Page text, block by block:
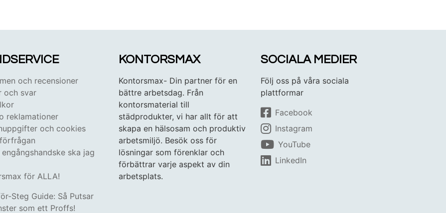
och recensioner
och svar
reklamationer
och cookies
ska jag
för ALLA!
Steg Guide: Så Putsar
som ett Proffs!
KONTORSMAX
Kontorsmax- Din partner för en
bättre arbetsdag. Från
kontorsmaterial till
städprodukter, vi har allt för att
skapa en hälsosam och produktiv
arbetsmiljö. Besök oss för
lösningar som förenklar och
förbättrar varje aspekt av din
arbetsplats.
SOCIALA MEDIER
Följ oss på våra sociala
plattformar
Facebook
Instagram
YouTube
LinkedIn